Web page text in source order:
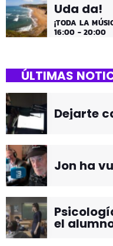
Uda da!
¡TODA LA
16:00 - 20:00
ÚLTIMAS
Dejarte
Jon ha
el